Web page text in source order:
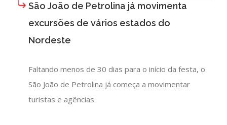
São João de Petrolina já movimenta
excursões de vários estados do
Nordeste
Faltando menos de 30 dias para o início da festa, o
São João de Petrolina já começa a movimentar
turistas e agências